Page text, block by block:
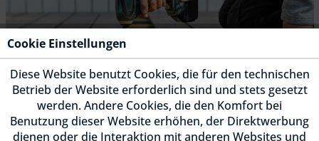
Fassade
Cookie Einstellungen
Diese Website benutzt Cookies, die für den technischen
Betrieb der Website erforderlich sind und stets gesetzt
werden. Andere Cookies, die den Komfort bei
Benutzung dieser Website erhöhen, der Direktwerbung
dienen oder die Interaktion mit anderen Websites und